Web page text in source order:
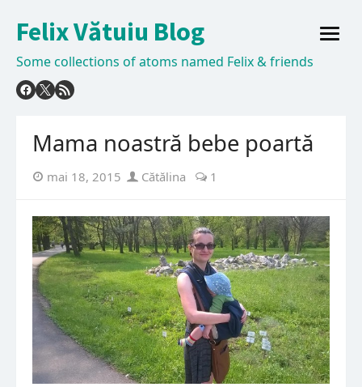
to
Felix Vătuiu Blog
Some collections of atoms named Felix & friends
open
Mama noastră bebe poartă
Posted
mai 18, 2015 Author
Cătălina 1